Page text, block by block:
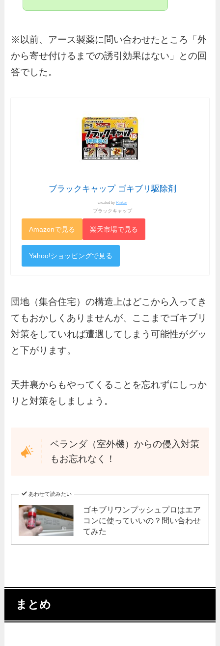
※以前、アース製薬に問い合わせたところ「外
から寄せ付けるまでの誘引効果はない」との回
答でした。
ブラックキャップ ゴキブリ駆除剤
created by Rinker
ブラックキャップ
Amazonで見る 楽天市場で見る
Yahoo!ショッピングで見る
団地（集合住宅）の構造上はどこから入ってき
てもおかしくありませんが、ここまでゴキブリ
対策をしていれば遭遇してしまう可能性がグッ
と下がります。
天井裏からもやってくることを忘れずにしっか
りと対策をしましょう。
ベランダ（室外機）からの侵入対策
もお忘れなく！
あわせて読みたい
ゴキブリワンプッシュプロはエア
コンに使っていいの？問い合わせ
てみた
まとめ